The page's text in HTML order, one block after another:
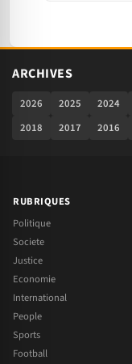
ARCHIVES
2026 2025 2024
2018
2017 2016
RUBRIQUES
Politique
Societe
Justice
Economie
International
People
Sports
Football